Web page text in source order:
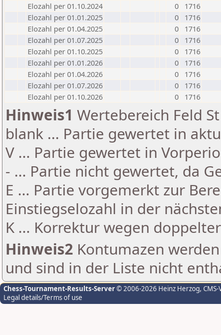
Elozahl per 01.10.2024
0
1716
Elozahl per 01.01.2025
0
1716
Elozahl per 01.04.2025
0
1716
Elozahl per 01.07.2025
0
1716
Elozahl per 01.10.2025
0
1716
Elozahl per 01.01.2026
0
1716
Elozahl per 01.04.2026
0
1716
Elozahl per 01.07.2026
0
1716
Elozahl per 01.10.2026
0 1716
Hinweis1 Wertebereich Feld
blank ... Partie gewertet in
V ... Partie gewertet in
- ... Partie nicht gewertet, da
E ... Partie vorgemerkt zur
Einstiegselozahl in der
K ... Korrektur wegen
Hinweis2 Kontumazen
und sind in der Liste nicht
Chess-Tournament-Results-Server© 2006-2026 Heinz Herzog,
Legal details/Terms of use